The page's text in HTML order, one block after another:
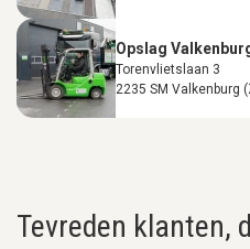
Opslag
Torenvlietslaan 3
2235 SM Valkenburg
Tevreden klanten,